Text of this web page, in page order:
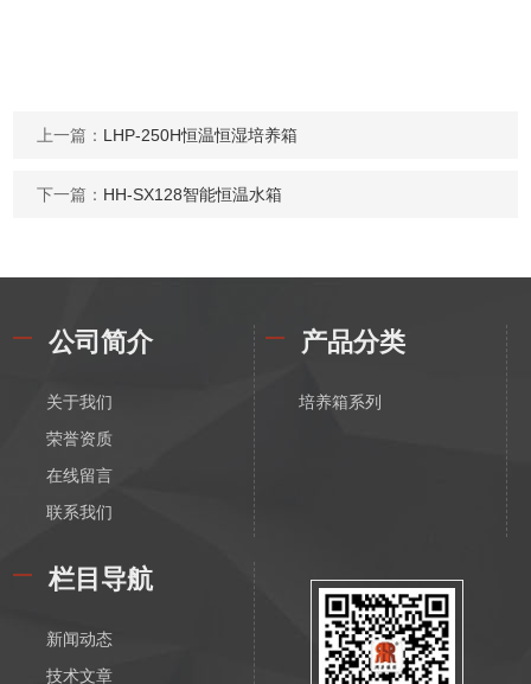
上一篇： LHP-250H恒温恒湿培养箱
下一篇： HH-SX128智能恒温水箱
公司简介
关于我们
荣誉资质
在线留言
联系我们
产品分类
培养箱系列
栏目导航
新闻动态
技术文章